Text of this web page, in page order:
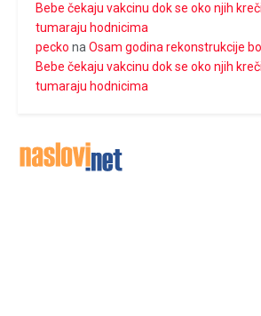
Bebe čekaju vakcinu dok se oko njih
tumaraju hodnicima
pecko na Osam godina rekonstrukcije
Bebe čekaju vakcinu dok se oko njih
tumaraju hodnicima